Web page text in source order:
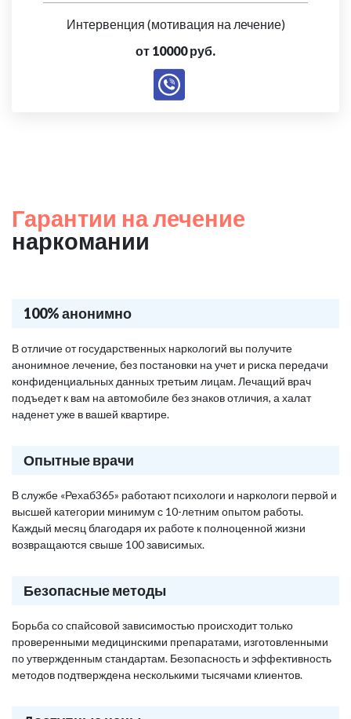
Интервенция (мотивация на лечение)
от 10000 руб.
Гарантии на лечение
наркомании
100% анонимно
В отличие от государственных наркологий вы получите
анонимное лечение, без постановки на учет и риска передачи
конфиденциальных данных третьим лицам. Лечащий врач
подъедет к вам на автомобиле без знаков отличия, а халат
наденет уже в вашей квартире.
Опытные врачи
В службе «Рехаб365» работают психологи и наркологи первой и
высшей категории минимум с 10-летним опытом работы.
Каждый месяц благодаря их работе к полноценной жизни
возвращаются свыше 100 зависимых.
Безопасные методы
Борьба со спайсовой зависимостью происходит только
проверенными медицинскими препаратами, изготовленными
по утвержденным стандартам. Безопасность и эффективность
методов подтверждена несколькими тысячами клиентов.